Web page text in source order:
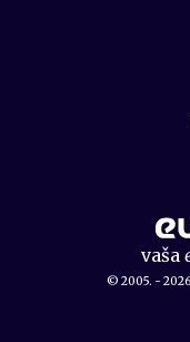
vaša
© 2005. -